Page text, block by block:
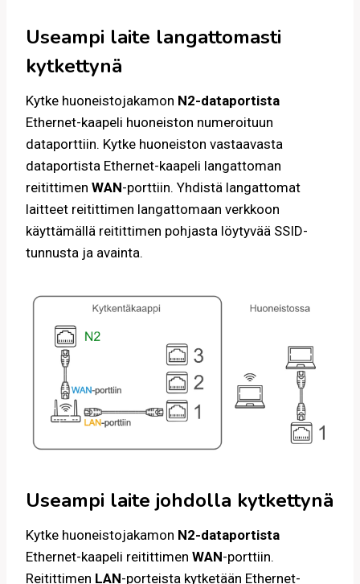
Useampi laite langattomasti
kytkettynä
Kytke huoneistojakamon N2-dataportista
Ethernet-kaapeli huoneiston numeroituun
dataporttiin. Kytke huoneiston vastaavasta
dataportista Ethernet-kaapeli langattoman
reitittimen WAN-porttiin. Yhdistä langattomat
laitteet reitittimen langattomaan verkkoon
käyttämällä reitittimen pohjasta löytyvää SSID-
tunnusta ja avainta.
Useampi laite johdolla kytkettynä
Kytke huoneistojakamon N2-dataportista
Ethernet-kaapeli reitittimen WAN-porttiin.
Reitittimen LAN-porteista kytketään Ethernet-